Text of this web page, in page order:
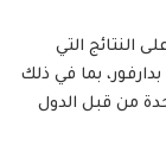
النتائج التي
بما في ذلك
من قبل الدول